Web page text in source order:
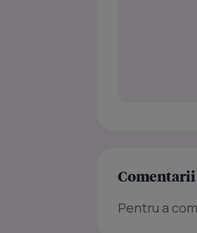
Comentarii
Pentru a